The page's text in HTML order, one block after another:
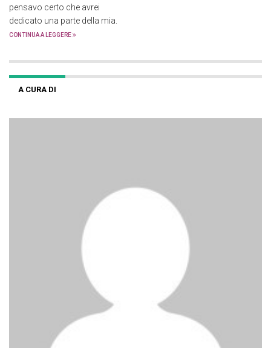
pensavo certo che avrei
dedicato una parte della mia.
CONTINUA A LEGGERE
A CURA DI